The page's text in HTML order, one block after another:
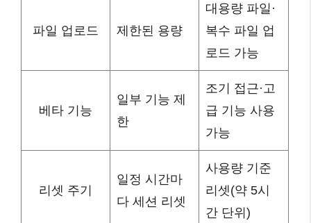
파일 업로드 제한된 용량
대용량 파일·
복수 파일 업
로드 가능
베타 기능
일부 기능 제
한
조기 접근·고
급 기능 사용
가능
리셋 주기
일정 시간마
다 세션 리셋
사용량 기준
리셋(약 5시
간 단위)